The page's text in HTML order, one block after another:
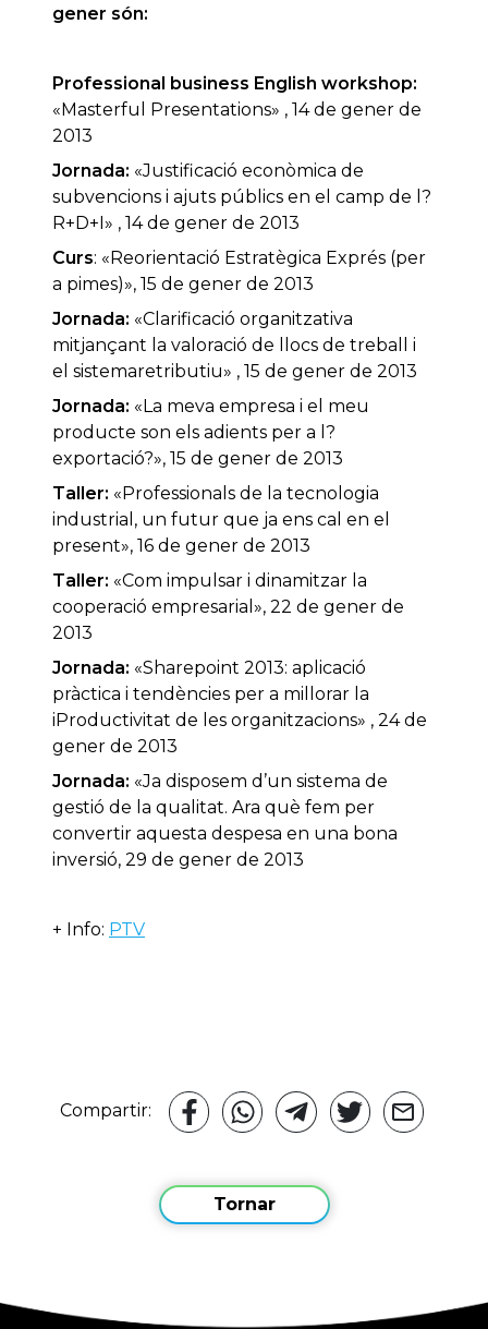
gener són:
Professional business English workshop:
«Masterful Presentations» , 14 de gener de
2013
Jornada: «Justificació econòmica de
subvencions i ajuts públics en el camp de l?
R+D+I» , 14 de gener de 2013
Curs: «Reorientació Estratègica Exprés (per
a pimes)», 15 de gener de 2013
Jornada: «Clarificació organitzativa
mitjançant la valoració de llocs de treball i
el sistemaretributiu» , 15 de gener de 2013
Jornada: «La meva empresa i el meu
producte son els adients per a l?
exportació?», 15 de gener de 2013
Taller: «Professionals de la tecnologia
industrial, un futur que ja ens cal en el
present», 16 de gener de 2013
Taller: «Com impulsar i dinamitzar la
cooperació empresarial», 22 de gener de
2013
Jornada: «Sharepoint 2013: aplicació
pràctica i tendències per a millorar la
iProductivitat de les organitzacions» , 24 de
gener de 2013
Jornada: «Ja disposem d’un sistema de
gestió de la qualitat. Ara què fem per
convertir aquesta despesa en una bona
inversió, 29 de gener de 2013
+ Info: PTV
Compartir:
Tornar